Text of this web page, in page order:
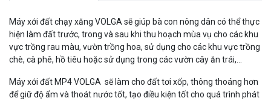
Máy xới đất chạy xăng VOLGA sẽ giúp bà con nông dân có thể thực
hiện làm đất trước, trong và sau khi thu hoạch mùa vụ cho các khu
vực trồng rau màu, vườn trồng hoa, sử dụng cho các khu vực trồng
chè, cà phê, hồ tiêu hoặc sử dụng trong các vườn cây ăn trái,...
Máy xới đất MP4 VOLGA sẽ làm cho đất tơi xốp, thông thoáng hơn
để giữ độ ẩm và thoát nước tốt, tạo điều kiện tốt cho quá trình phát